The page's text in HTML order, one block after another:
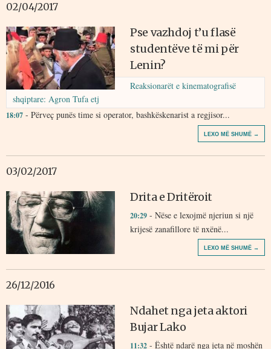
02/04/2017
Pse vazhdoj t’u flasë
studentëve të mi për
Lenin?
Reaksionarët e kinematografisë
shqiptare: Agron Tufa etj
18:07 - Përveç punës time si operator, bashkëskenarist a regjisor...
LEXO MË SHUMË →
03/02/2017
Drita e Dritëroit
20:29 - Nëse e lexojmë njeriun si një
krijesë zanafillore të nxënë...
LEXO MË SHUMË →
26/12/2016
Ndahet nga jeta aktori
Bujar Lako
11:32 - Është ndarë nga jeta në moshën